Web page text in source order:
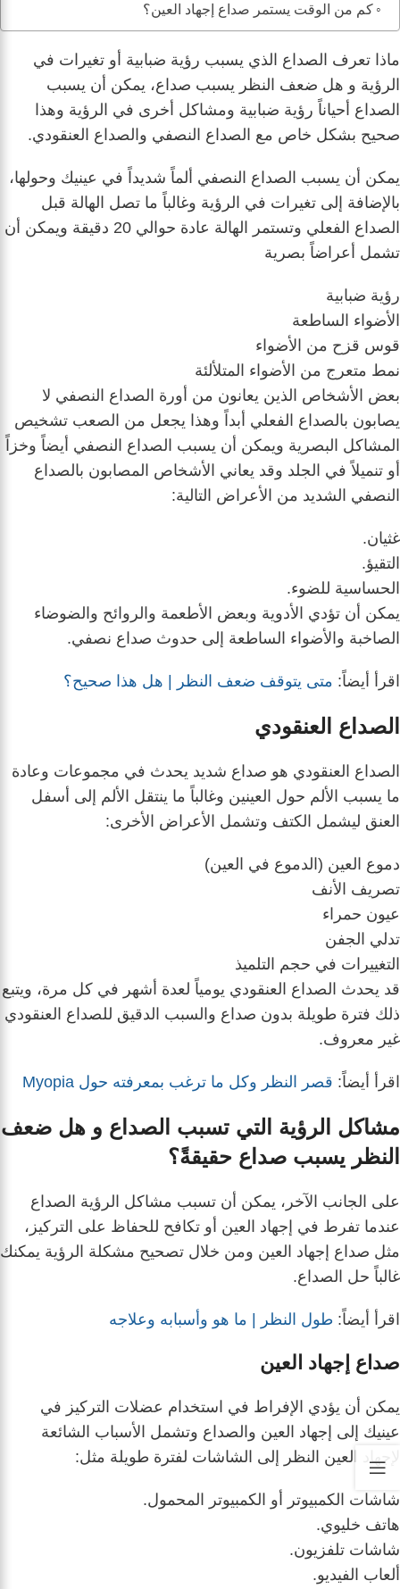
كم من الوقت يستمر صداع إجهاد العين؟
ماذا تعرف الصداع الذي يسبب رؤية ضبابية أو تغيرات في
الرؤية و هل ضعف النظر يسبب صداع، يمكن أن يسبب
الصداع أحياناً رؤية ضبابية ومشاكل أخرى في الرؤية وهذا
صحيح بشكل خاص مع الصداع النصفي والصداع العنقودي.
يمكن أن يسبب الصداع النصفي ألماً شديداً في عينيك وحولها،
بالإضافة إلى تغيرات في الرؤية وغالباً ما تصل الهالة قبل
الصداع الفعلي وتستمر الهالة عادة حوالي 20 دقيقة ويمكن أن
تشمل أعراضاً بصرية
رؤية ضبابية
الأضواء الساطعة
قوس قزح من الأضواء
نمط متعرج من الأضواء المتلألئة
بعض الأشخاص الذين يعانون من أورة الصداع النصفي لا
يصابون بالصداع الفعلي أبداً وهذا يجعل من الصعب تشخيص
المشاكل البصرية ويمكن أن يسبب الصداع النصفي أيضاً وخزاً
أو تنميلاً في الجلد وقد يعاني الأشخاص المصابون بالصداع
النصفي الشديد من الأعراض التالية:
غثيان.
التقيؤ.
الحساسية للضوء.
يمكن أن تؤدي الأدوية وبعض الأطعمة والروائح والضوضاء
الصاخبة والأضواء الساطعة إلى حدوث صداع نصفي.
اقرأ أيضاً: متى يتوقف ضعف النظر | هل هذا صحيح؟
الصداع العنقودي
الصداع العنقودي هو صداع شديد يحدث في مجموعات وعادة
ما يسبب الألم حول العينين وغالباً ما ينتقل الألم إلى أسفل
العنق ليشمل الكتف وتشمل الأعراض الأخرى:
دموع العين (الدموع في العين)
تصريف الأنف
عيون حمراء
تدلي الجفن
التغييرات في حجم التلميذ
قد يحدث الصداع العنقودي يومياً لعدة أشهر في كل مرة، ويتبع
ذلك فترة طويلة بدون صداع والسبب الدقيق للصداع العنقودي
غير معروف.
اقرأ أيضاً: قصر النظر وكل ما ترغب بمعرفته حول Myopia
مشاكل الرؤية التي تسبب الصداع و هل ضعف
النظر يسبب صداع حقيقةً؟
على الجانب الآخر، يمكن أن تسبب مشاكل الرؤية الصداع
عندما تفرط في إجهاد العين أو تكافح للحفاظ على التركيز،
مثل صداع إجهاد العين ومن خلال تصحيح مشكلة الرؤية يمكنك
غالباً حل الصداع.
اقرأ أيضاً: طول النظر | ما هو وأسبابه وعلاجه
صداع إجهاد العين
يمكن أن يؤدي الإفراط في استخدام عضلات التركيز في
عينيك إلى إجهاد العين والصداع وتشمل الأسباب الشائعة
لإجهاد العين النظر إلى الشاشات لفترة طويلة مثل:
شاشات الكمبيوتر أو الكمبيوتر المحمول.
هاتف خليوي.
شاشات تلفزيون.
ألعاب الفيديو.